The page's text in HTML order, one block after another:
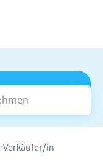
Verkäufer/in